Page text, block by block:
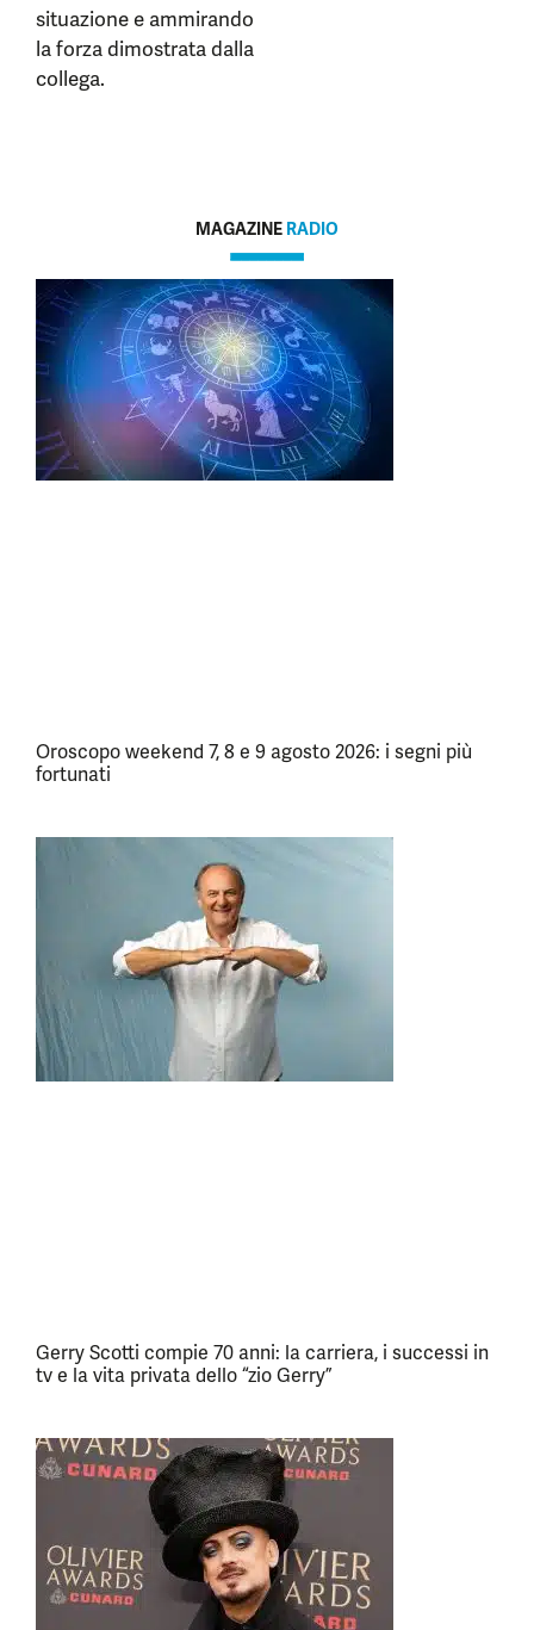
situazione e ammirando
la forza dimostrata dalla
collega.
MAGAZINE RADIO
Oroscopo weekend 7, 8 e 9 agosto 2026: i segni più
fortunati
Gerry Scotti compie 70 anni: la carriera, i successi in
tv e la vita privata dello “zio Gerry”